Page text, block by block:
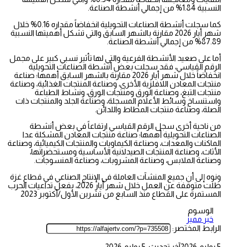
النسبية 1.84% من إجمالي أنشطة الصناعة.
كما سجلت أنشطة الصناعات التحويلية انخفاضاً مقداره 0.16% خلال
شهر أيار 2026 مقارنة بالشهر السابق والتي تشكل أهميتها النسبية
87.89% من إجمالي أنشطة الصناعة.
أما على صعيد الأنشطة الفرعية والتي لها تأثير نسبي كبير على مجمل
الرقم القياسي، فقد سجلت بعض أنشطة الصناعات التحويلية
انخفاضاً خلال شهر أيار 2026 مقارنة بالشهر السابق أهمها؛ صناعة
منتجات المعادن اللافلزية الأخرى، وصناعة المنتجات الغذائية، وصناعة
منتجات التبغ، وصناعة الورق ومنتجات الورق، ونشاط الطباعة
واستنساخ وسائط الأعلام المسجلة، وصناعة الجلد والمنتجات ذات
الصلة، وصناعة منتجات المطاط واللدائن.
من ناحية أخرى سجل الرقم القياسي ارتفاعاً في بعض أنشطة
الصناعات التحويلية أهمها؛ صناعة منتجات المعادن المشكلة عدا
الماكنات والمعدات، وصناعة الكيماويات والمنتجات الكيميائية، وصناعة
الأثاث، وصناعة المنتجات الصيدلانية الأساسية ومستحضراتها،
وصناعة الملابس، وصناعة المشروبات، وصناعة المنسوجات.
ونوه إلى أن جميع المنشآت العاملة في الإنتاج الصناعي في قطاع غزة
ظلت متوقفة عن العمل خلال شهر أيار 2026، بفعل تداعيات الحرب
المستمرة على القطاع منذ السابع من تشرين الأول/أكتوبر 2023
الوسوم
خبر مميز
الرابط المختصر: